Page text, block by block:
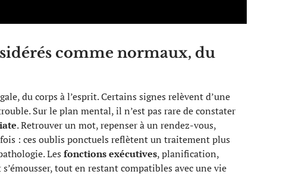
comme normaux, du
du corps à l’esprit. Certains signes relèvent d’une
Sur le plan mental, il n’est pas rare de constater
. Retrouver un mot, repenser à un rendez-vous,
: ces oublis ponctuels reflètent un traitement plus
Les fonctions exécutives, planification,
tout en restant compatibles avec une vie